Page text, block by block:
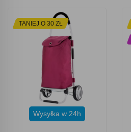
TANIEJ O 30 ZŁ
Wysyłka w 24h